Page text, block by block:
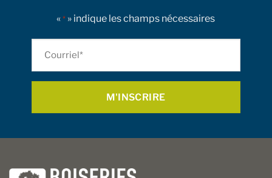
«* » indique les champs nécessaires